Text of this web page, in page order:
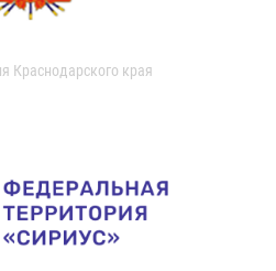
Краснодарского края